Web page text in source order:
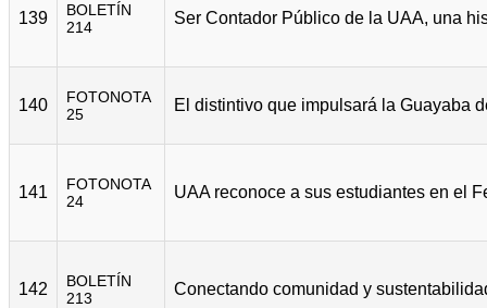
139
BOLETÍN
214
140
FOTONOTA
25
141
FOTONOTA
24
142
BOLETÍN
213